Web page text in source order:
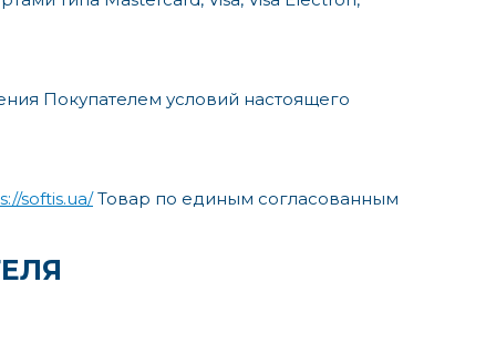
Покупателем условий настоящего
softis.ua/Товар по единым согласованным